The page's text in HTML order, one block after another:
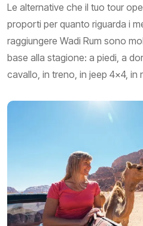
Le alternative che il tuo tour
proporti per quanto riguarda i
raggiungere Wadi Rum sono
base alla stagione: a piedi, a
cavallo, in treno, in jeep 4x4, in